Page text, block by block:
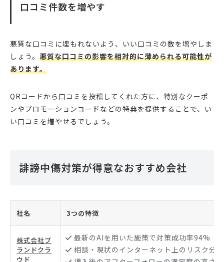
口コミ件数を増やす
悪質な口コミに埋もれないよう、いい口コミの数を増やしま
しょう。 悪質な口コミの影響を相対的に薄められる可能性が
あります。
QRコードから口コミを投稿してくれた方に、特別なクーポ
ンやプロモーションコードなどの特典を提供することで、い
い口コミを増やせるでしょう。
誹謗中傷対策が得意なおすすめ会社
社名 3つの特徴
株式会社ブ
ランドクラ
ウド
最新のAIを用いた施策で対策成功率94%
相談・現状のインターネット上のリスク分